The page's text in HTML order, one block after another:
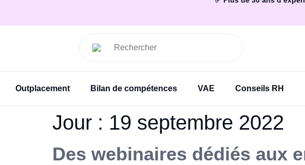
Outplacement Bilan de compétences VAE Conseils RH
Jour : 19 septembre 2022
Des webinaires dédiés aux